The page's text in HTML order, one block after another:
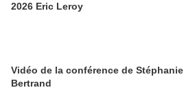
2026 Eric Leroy
Vidéo de la conférence de Stéphanie
Bertrand